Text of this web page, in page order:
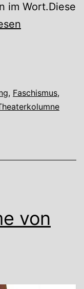
im Wort.Diese
, Faschismus,
von